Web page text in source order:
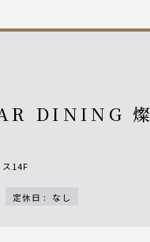
DINING 燦
14F
定休日 : なし